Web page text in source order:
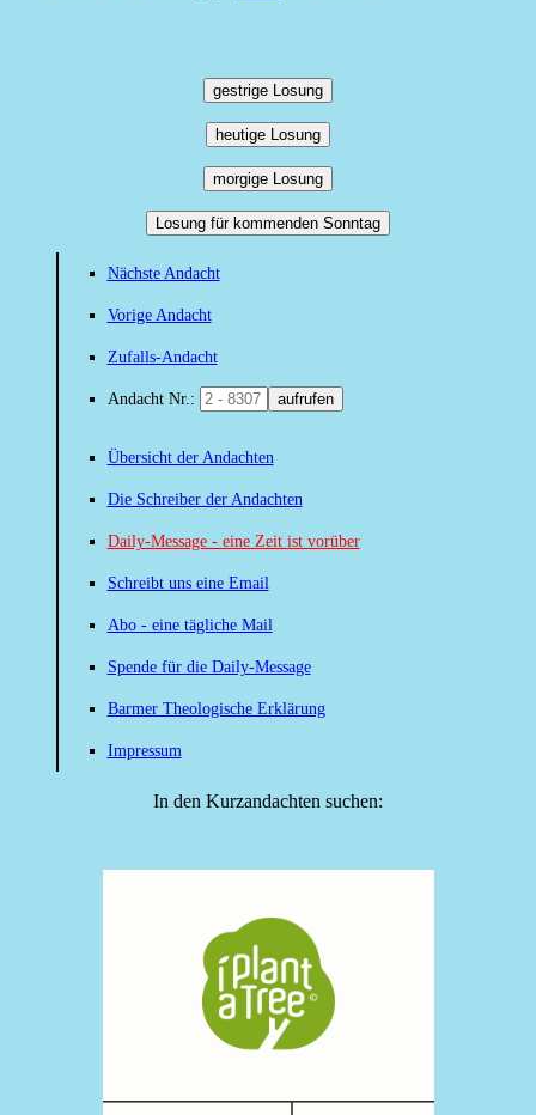
gestrige Losung
heutige Losung
morgige Losung
Losung für kommenden Sonntag
Nächste Andacht
Vorige Andacht
Zufalls-Andacht
Andacht Nr.: aufrufen
Übersicht der Andachten
Die Schreiber der Andachten
Daily-Message - eine Zeit ist vorüber
Schreibt uns eine Email
Abo - eine tägliche Mail
Spende für die Daily-Message
Barmer Theologische Erklärung
Impressum
In den Kurzandachten suchen: